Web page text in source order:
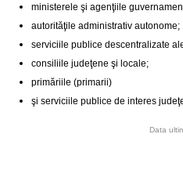
ministerele şi agenţiile
autorităţile administrativ autonome;
serviciile publice descentralizate
consiliile judeţene şi locale;
primăriile (primarii)
şi serviciile publice de interes
Data